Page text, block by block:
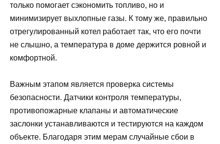
только помогает сэкономить топливо, но и
минимизирует выхлопные газы. К тому же, правильно
отрегулированный котел работает так, что его почти
не слышно, а температура в доме держится ровной и
комфортной.
Важным этапом является проверка системы
безопасности. Датчики контроля температуры,
противопожарные клапаны и автоматические
заслонки устанавливаются и тестируются на каждом
объекте. Благодаря этим мерам случайные сбои в